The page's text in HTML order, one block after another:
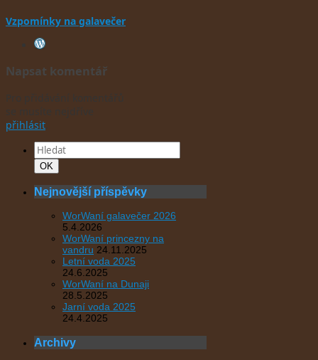
Vzpomínky na galavečer
Napsat komentář
přihlásit
Search
for:
Hledat
OK
Nejnovější příspěvky
WorWaní galavečer 2026
5.4.2026
WorWaní princezny na
vandru 24.11.2025
Letní voda 2025
24.6.2025
WorWaní na Dunaji
28.5.2025
Jarní voda 2025
24.4.2025
Archivy